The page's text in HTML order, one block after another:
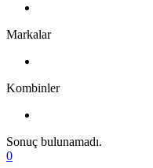
Markalar
Kombinler
Sonuç bulunamadı.
0